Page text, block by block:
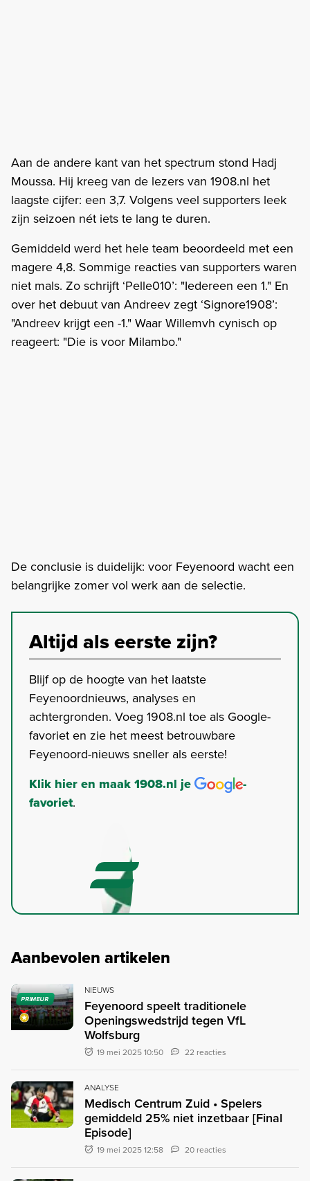
Aan de andere kant van het spectrum stond Hadj
Moussa. Hij kreeg van de lezers van 1908.nl het
laagste cijfer: een 3,7. Volgens veel supporters leek
zijn seizoen nét iets te lang te duren.
Gemiddeld werd het hele team beoordeeld met een
magere 4,8. Sommige reacties van supporters waren
niet mals. Zo schrijft ‘Pelle010’: "Iedereen een 1." En
over het debuut van Andreev zegt ‘Signore1908’:
"Andreev krijgt een -1." Waar Willemvh cynisch op
reageert: "Die is voor Milambo."
De conclusie is duidelijk: voor Feyenoord wacht een
belangrijke zomer vol werk aan de selectie.
Altijd als eerste zijn?
Blijf op de hoogte van het laatste
Feyenoordnieuws, analyses en
achtergronden. Voeg 1908.nl toe als Google-
favoriet en zie het meest betrouwbare
Feyenoord-nieuws sneller als eerste!
Klik hier en maak 1908.nl je
-
favoriet.
Aanbevolen artikelen
PRIMEUR
NIEUWS
Feyenoord speelt traditionele
Openingswedstrijd tegen VfL
Wolfsburg
19 mei 2025 10:50 22 reacties
ANALYSE
Medisch Centrum Zuid • Spelers
gemiddeld 25% niet inzetbaar [Final
Episode]
19 mei 2025 12:58 20 reacties